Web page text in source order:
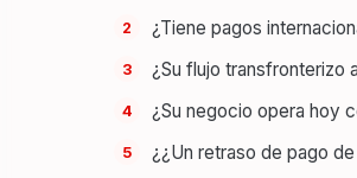
¿Tiene pagos
¿Su flujo transfronterizo
¿Su negocio opera hoy
¿¿Un retraso de pago